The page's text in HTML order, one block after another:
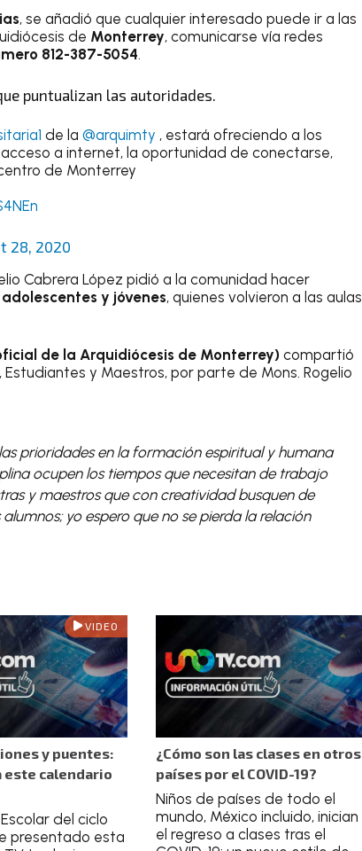
, se añadió que cualquier interesado puede ir a las
de Monterrey, comunicarse vía redes
812-387-5054.
puntualizan las autoridades.
de la @arquimty , estará ofreciendo a los
a internet, la oportunidad de conectarse,
de Monterrey
28, 2020
Cabrera López pidió a la comunidad hacer
adolescentes y jóvenes, quienes volvieron a las aulas
de la Arquidiócesis de Monterrey) compartió
y Maestros, por parte de Mons. Rogelio
prioridades en la formación espiritual y humana
ocupen los tiempos que necesitan de trabajo
y maestros que con creatividad busquen de
yo espero que no se pierda la relación
VIDEO
y puentes:
este calendario
del ciclo
presentado esta
¿Cómo son las clases en otros
países por el COVID-19?
Niños de países de todo el
mundo, México incluido, inician
el regreso a clases tras el